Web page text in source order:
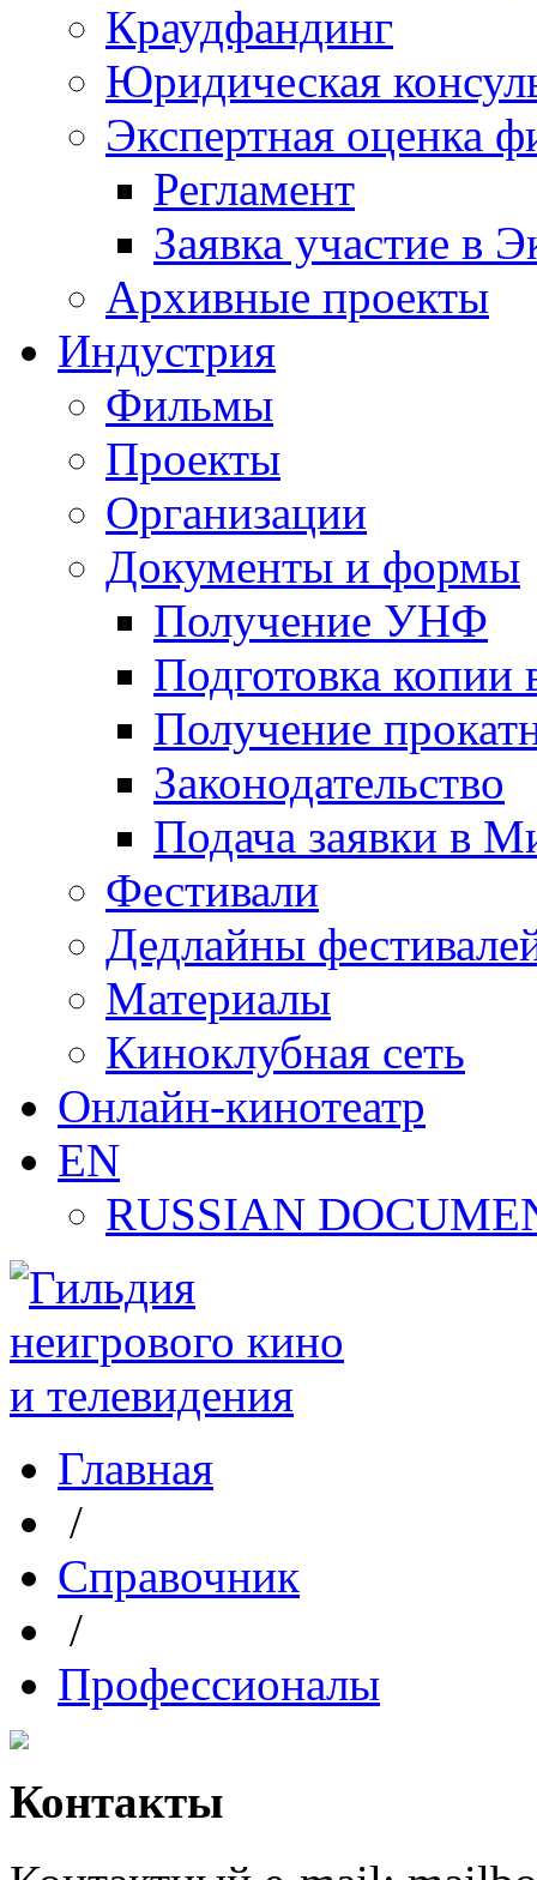
Краудфандинг
Юридическая
Экспертная оценка
Регламент
Заявка участие в
Архивные проекты
Индустрия
Фильмы
Проекты
Организации
Документы и формы
Получение УНФ
Подготовка копии
Получение
Законодательство
Подача заявки в
Фестивали
Дедлайны
Материалы
Киноклубная сеть
Онлайн-кинотеатр
EN
RUSSIAN
Главная
/
Справочник
/
Профессионалы
Контакты